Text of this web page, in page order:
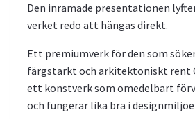
Den inramade presentationen
verket redo att hängas direkt.
Ett premiumverk för den som
färgstarkt och arkitektoniskt rent
ett konstverk som omedelbart
och fungerar lika bra i